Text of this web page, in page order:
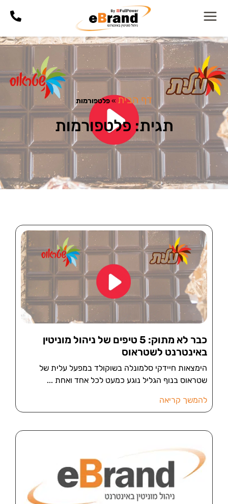
דף הבית »פלטפורמות
תגית: פלטפורמות
כבר לא מתוק: 5 טיפים של ניהול מוניטין
באינטרנט לשטראוס
הימצאות חיידקי סלמונלה בשוקולד במפעל עלית של
שטראוס בנוף הגליל נוגע כמעט לכל אחד ואחת
להמשך קריאה